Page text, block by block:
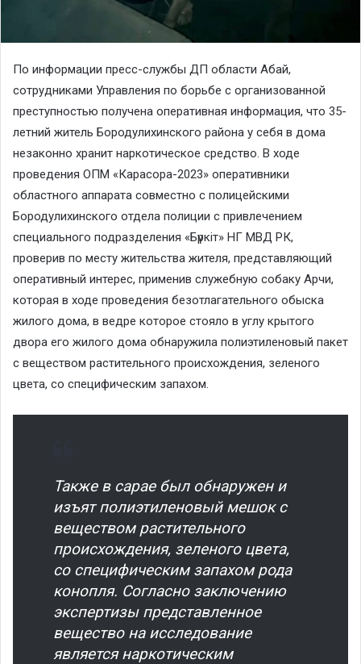
По информации пресс-службы ДП области Абай,
сотрудниками Управления по борьбе с организованной
преступностью получена оперативная информация, что 35-
летний житель Бородулихинского района у себя в дома
незаконно хранит наркотическое средство. В ходе
проведения ОПМ «Карасора-2023» оперативники
областного аппарата совместно с полицейскими
Бородулихинского отдела полиции с привлечением
специального подразделения «Бүркіт» НГ МВД РК,
проверив по месту жительства жителя, представляющий
оперативный интерес, применив служебную собаку Арчи,
которая в ходе проведения безотлагательного обыска
жилого дома, в ведре которое стояло в углу крытого
двора его жилого дома обнаружила полиэтиленовый пакет
с веществом растительного происхождения, зеленого
цвета, со специфическим запахом.
Также в сарае был обнаружен и
изъят полиэтиленовый мешок с
веществом растительного
происхождения, зеленого цвета,
со специфическим запахом рода
конопля. Согласно заключению
экспертизы представленное
вещество на исследование
является наркотическим